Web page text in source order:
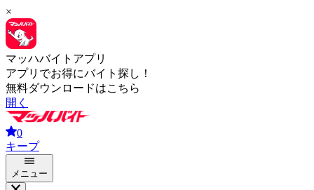
×
マッハバイトアプリ
アプリでお得にバイト探し！
無料ダウンロードはこちら
開く
0
キープ
メニュー